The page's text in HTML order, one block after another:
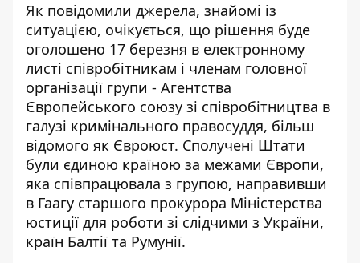
Як повідомили джерела, знайомі із
ситуацією, очікується, що рішення буде
оголошено 17 березня в електронному
листі співробітникам і членам головної
організації групи - Агентства
Європейського союзу зі співробітництва в
галузі кримінального правосуддя, більш
відомого як Євроюст. Сполучені Штати
були єдиною країною за межами Європи,
яка співпрацювала з групою, направивши
в Гаагу старшого прокурора Міністерства
юстиції для роботи зі слідчими з України,
країн Балтії та Румунії.